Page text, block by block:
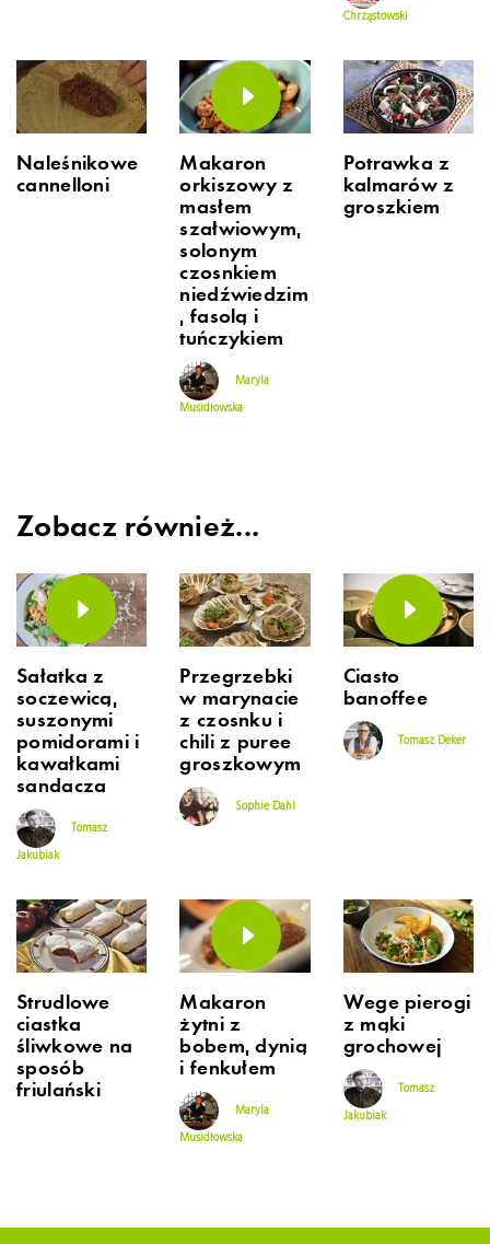
Chrząstowski
Naleśnikowe
cannelloni
Makaron
orkiszowy z
masłem
szałwiowym,
solonym
czosnkiem
niedźwiedzim
, fasolą i
tuńczykiem
Maryla
Musidłowska
Potrawka z
kalmarów z
groszkiem
Zobacz również...
Sałatka z
soczewicą,
suszonymi
pomidorami i
kawałkami
sandacza
Tomasz
Jakubiak
Przegrzebki
w marynacie
z czosnku i
chili z puree
groszkowym
Sophie Dahl
Ciasto
banoffee
Tomasz Deker
Strudlowe
ciastka
śliwkowe na
sposób
friulański
Makaron
żytni z
bobem, dynią
i fenkułem
Maryla
Musidłowska
Wege pierogi
z mąki
grochowej
Tomasz
Jakubiak